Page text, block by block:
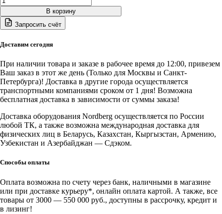
товара
N632-
3B
Подъемник
для
шиномонтажа
и
зоны
приемки,
п
3
т
220В
В корзину
Запросить счёт
Доставим сегодня
При наличии товара и заказе в рабочее время до 12:00, привезем
Ваш заказ в этот же день (Только для Москвы и Санкт-
Петербурга)! Доставка в другие города осуществляется
транспортными компаниями сроком от 1 дня! Возможна
бесплатная доставка в зависимости от суммы заказа!
Доставка оборудования Nordberg осуществляется по России
любой ТК, а также возможна международная доставка для
физических лиц в Беларусь, Казахстан, Кыргызстан, Армению,
Узбекистан и Азербайджан — Сдэком.
Способы оплаты
Оплата возможна по счету через банк, наличными в магазине
или при доставке курьеру*, онлайн оплата картой. А также, все
товары от 3000 — 550 000 руб., доступны в рассрочку, кредит и
в лизинг!